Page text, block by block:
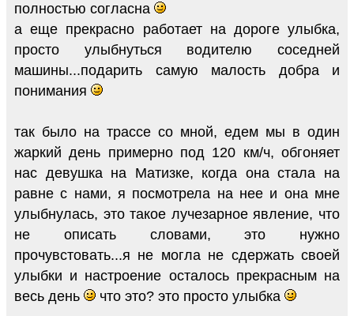
полностью согласна
а еще прекрасно работает на дороге улыбка,
просто улыбнуться водителю соседней
машины...подарить самую малость добра и
понимания
так было на трассе со мной, едем мы в один
жаркий день примерно под 120 км/ч, обгоняет
нас девушка на Матизке, когда она стала на
равне с нами, я посмотрела на нее и она мне
улыбнулась, это такое лучезарное явление, что
не описать словами, это нужно
прочувстовать...я не могла не сдержать своей
улыбки и настроение осталось прекрасным на
весь день
что это? это просто улыбка